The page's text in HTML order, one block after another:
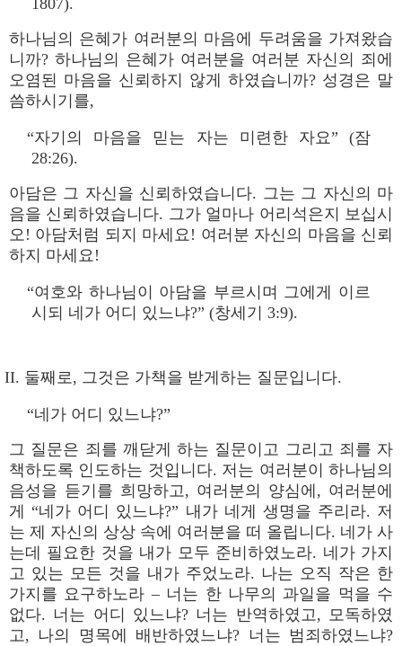
1807).
하나님의 은혜가 여러분의 마음에 두려움을 가져왔습
니까? 하나님의 은혜가 여러분을 여러분 자신의 죄에
오염된 마음을 신뢰하지 않게 하였습니까? 성경은 말
씀하시기를,
“자기의 마음을 믿는 자는 미련한 자요” (잠
28:26).
아담은 그 자신을 신뢰하였습니다. 그는 그 자신의 마
음을 신뢰하였습니다. 그가 얼마나 어리석은지 보십시
오! 아담처럼 되지 마세요! 여러분 자신의 마음을 신뢰
하지 마세요!
“여호와 하나님이 아담을 부르시며 그에게 이르
시되 네가 어디 있느냐?” (창세기 3:9).
II. 둘째로, 그것은 가책을 받게하는 질문입니다.
“네가 어디 있느냐?”
그 질문은 죄를 깨닫게 하는 질문이고 그리고 죄를 자
책하도록 인도하는 것입니다. 저는 여러분이 하나님의
음성을 듣기를 희망하고, 여러분의 양심에, 여러분에
게 “네가 어디 있느냐?” 내가 네게 생명을 주리라. 저
는 제 자신의 상상 속에 여러분을 떠 올립니다. 네가 사
는데 필요한 것을 내가 모두 준비하였노라. 네가 가지
고 있는 모든 것을 내가 주었노라. 나는 오직 작은 한
가지를 요구하노라 – 너는 한 나무의 과일을 먹을 수
없다. 너는 어디 있느냐? 너는 반역하였고, 모독하였
고, 나의 명목에 배반하였느냐? 너는 범죄하였느냐?